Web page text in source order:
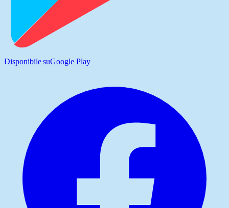
Disponibile suGoogle Play